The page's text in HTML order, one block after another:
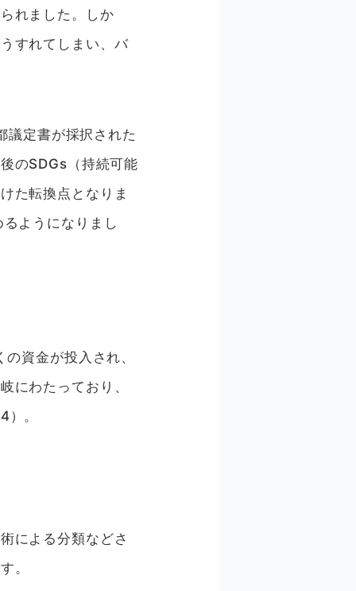
れました。しか
すれてしまい、バ
定書が採択された
のSDGs（持続可能
た転換点となりま
ようになりまし
資金が投入され、
にわたっており、
。
による分類などさ
。